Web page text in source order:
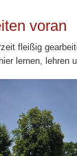
voran
fleißig
lernen, lehren